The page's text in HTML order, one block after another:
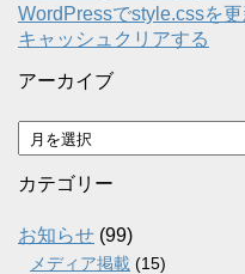
WordPressでstyle.cssを
キャッシュクリアする
アーカイブ
ア
ー
カ
ブ
カテゴリー
お知らせ (99)
メディア掲載 (15)